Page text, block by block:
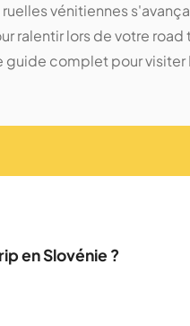
vénitiennes
ralentir lors de votre road
complet pour visiter
en Slovénie ?